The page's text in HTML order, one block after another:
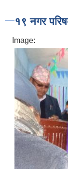
१९ नगर
Image: